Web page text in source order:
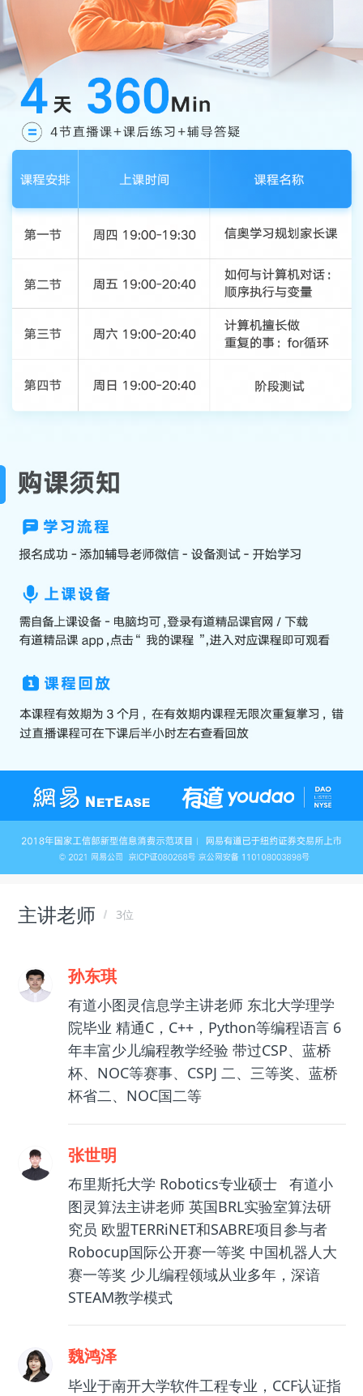
主讲老师 3位
孙东琪
有道小图灵信息学主讲老师 东北大学理学
院毕业 精通C，C++，Python等编程语言 6
年丰富少儿编程教学经验 带过CSP、蓝桥
杯、NOC等赛事、CSPJ 二、三等奖、蓝桥
杯省二、NOC国二等
张世明
布里斯托大学 Robotics专业硕士 有道小
图灵算法主讲老师 英国BRL实验室算法研
究员 欧盟TERRiNET和SABRE项目参与者
Robocup国际公开赛一等奖 中国机器人大
赛一等奖 少儿编程领域从业多年，深谙
STEAM教学模式
魏鸿泽
毕业于南开大学软件工程专业，CCF认证指